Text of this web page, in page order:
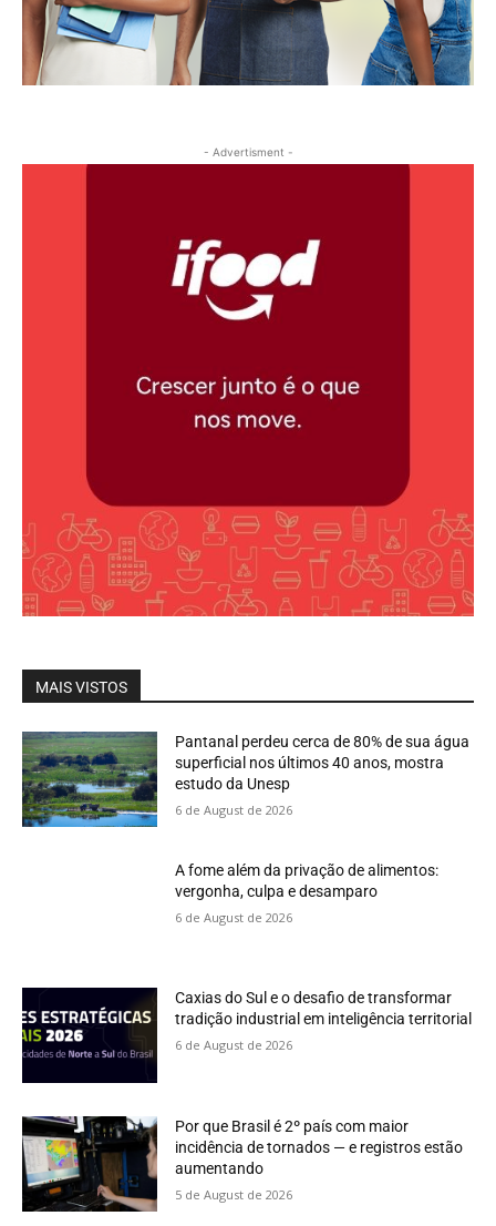
- Advertisment -
MAIS VISTOS
Pantanal perdeu cerca de 80% de sua água
superficial nos últimos 40 anos, mostra
estudo da Unesp
6 de August de 2026
A fome além da privação de alimentos:
vergonha, culpa e desamparo
6 de August de 2026
Caxias do Sul e o desafio de transformar
tradição industrial em inteligência territorial
6 de August de 2026
Por que Brasil é 2º país com maior
incidência de tornados — e registros estão
aumentando
5 de August de 2026